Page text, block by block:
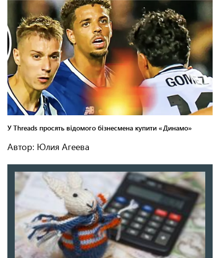
Автор: Юлия Агеева